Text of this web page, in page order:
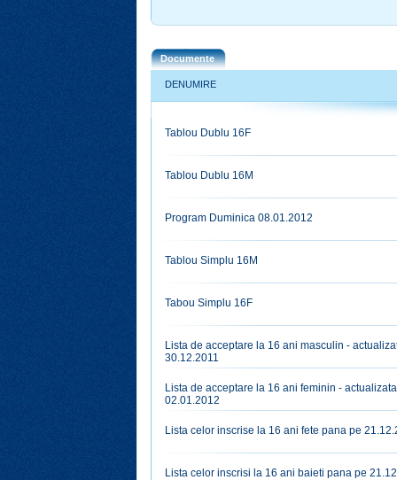
Documente
DENUMIRE
Tablou Dublu 16F
Tablou Dublu 16M
Program Duminica 08.01.2012
Tablou Simplu 16M
Tabou Simplu 16F
Lista de acceptare la 16 ani masculin -
30.12.2011
Lista de acceptare la 16 ani feminin -
02.01.2012
Lista celor inscrise la 16 ani fete pana pe
Lista celor inscrisi la 16 ani baieti pana pe